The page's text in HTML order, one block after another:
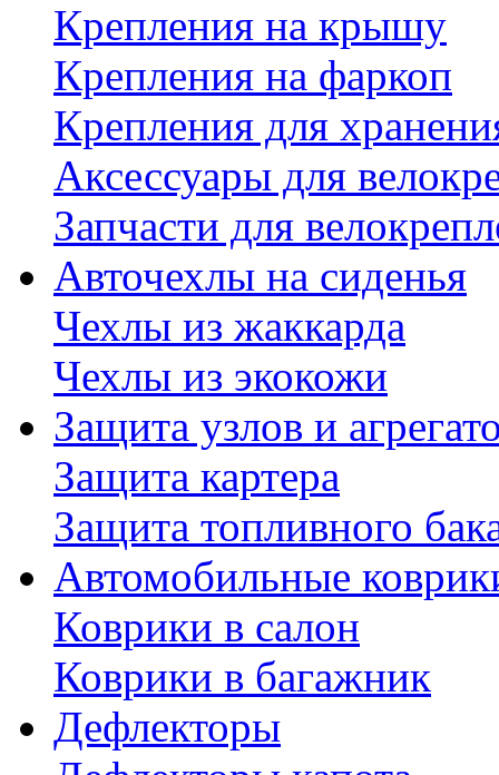
Крепления на крышу
Крепления на фаркоп
Крепления для
Аксессуары для
Запчасти для
Авточехлы на сиденья
Чехлы из жаккарда
Чехлы из экокожи
Защита узлов и
Защита картера
Защита топливного
Автомобильные
Коврики в салон
Коврики в багажник
Дефлекторы